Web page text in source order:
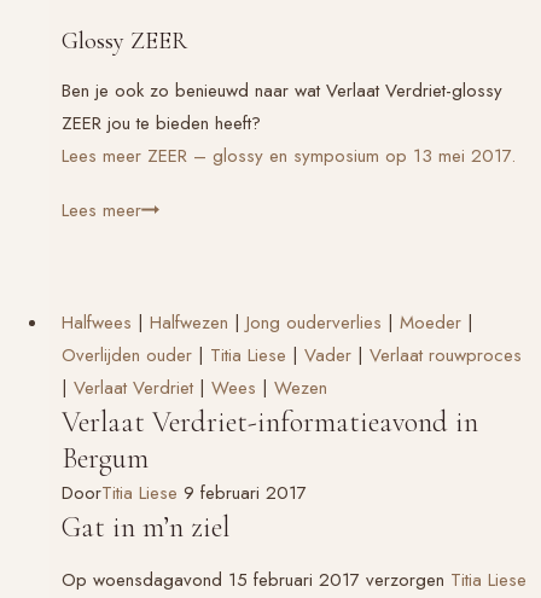
Glossy ZEER
Ben je ook zo benieuwd naar watVerlaat Verdriet-glossy
ZEER jou te bieden heeft?
Lees meer ZEER – glossy en symposium op 13 mei 2017.
Lees meerVerlaat
erfrecht
Halfwees | Halfwezen |Jong ouderverlies | Moeder|
Overlijden ouder| Titia Liese | Vader| Verlaat rouwproces
| Verlaat Verdriet| Wees | Wezen
Verlaat Verdriet-informatieavond in
Bergum
DoorTitia Liese 9 februari 2017
Gat in m’n ziel
Op woensdagavond 15 februari 2017 verzorgen Titia Liese